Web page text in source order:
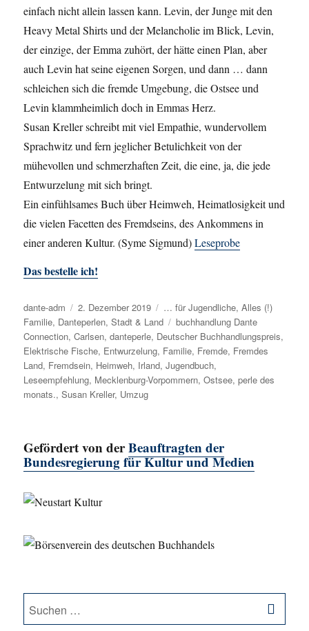
einfach nicht allein lassen kann. Levin, der Junge mit den
Heavy Metal Shirts und der Melancholie im Blick, Levin,
der einzige, der Emma zuhört, der hätte einen Plan, aber
auch Levin hat seine eigenen Sorgen, und dann … dann
schleichen sich die fremde Umgebung, die Ostsee und
Levin klammheimlich doch in Emmas Herz.
Susan Kreller schreibt mit viel Empathie, wundervollem
Sprachwitz und fern jeglicher Betulichkeit von der
mühevollen und schmerzhaften Zeit, die eine, ja, die jede
Entwurzelung mit sich bringt.
Ein einfühlsames Buch über Heimweh, Heimatlosigkeit und
die vielen Facetten des Fremdseins, des Ankommens in
einer anderen Kultur. (Syme Sigmund)Leseprobe
Das bestelle ich!
Autor
dante-adm
Veröffentlicht
am
2. Dezember 2019 Kategorien
… für Jugendliche,Alles (!)
Familie, Danteperlen,Stadt & Land Schlagwörter
buchhandlung Dante
Connection,Carlsen,danteperle, Deutscher Buchhandlungspreis,
Elektrische Fische, Entwurzelung, Familie, Fremde, Fremdes
Land, Fremdsein, Heimweh, Irland,Jugendbuch,
Leseempfehlung, Mecklenburg-Vorpommern,Ostsee,perle des
monats.,Susan Kreller, Umzug
Gefördert von derBeauftragten der
Bundesregierung für Kultur und Medien
Suche
nach: